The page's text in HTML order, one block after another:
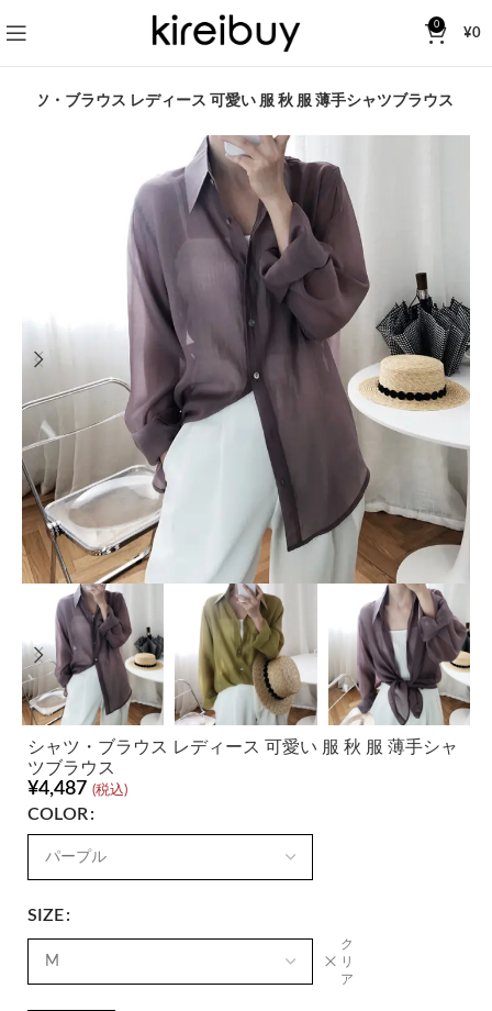
0
¥0
シャツ・ブラウス レディース 可愛い 服 秋 服 薄手シャツブラウス
シャツ・ブラウス レディース 可愛い 服 秋 服 薄手シャ
ツブラウス
¥4,487 (税込)
COLOR
SIZE
ク
リ
ア